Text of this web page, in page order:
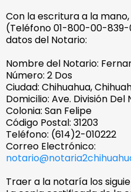
Con la escritura a la mano,
(Teléfono 01-800-00-
datos del Notario:
Nombre del Notario:
Número: 2 Dos
Ciudad: Chihuahua,
Domicilio: Ave. División
Colonia: San Felipe
Código Postal: 31203
Teléfono: (614)2-010222
Correo Electrónico:
Traer a la notaría los